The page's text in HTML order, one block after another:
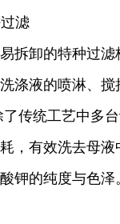
滤
拆卸的特种过
涤液的喷淋、搅
传统工艺中多
，有效洗去母
钾的纯度与色泽